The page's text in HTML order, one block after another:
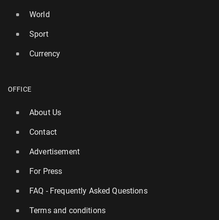
World
Sport
Currency
OFFICE
About Us
Contact
Advertisement
For Press
FAQ - Frequently Asked Questions
Terms and conditions